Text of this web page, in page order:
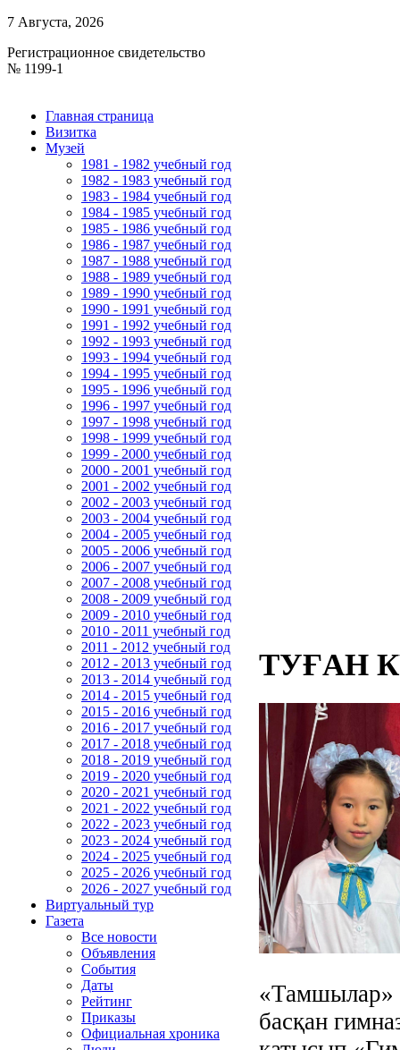
7 Августа, 2026
Регистрационное свидетельство
№ 1199-1
Главная страница
Визитка
Музей
1981 - 1982 учебный год
1982 - 1983 учебный год
1983 - 1984 учебный год
1984 - 1985 учебный год
1985 - 1986 учебный год
1986 - 1987 учебный год
1987 - 1988 учебный год
1988 - 1989 учебный год
1989 - 1990 учебный год
1990 - 1991 учебный год
1991 - 1992 учебный год
1992 - 1993 учебный год
1993 - 1994 учебный год
1994 - 1995 учебный год
1995 - 1996 учебный год
1996 - 1997 учебный год
1997 - 1998 учебный год
1998 - 1999 учебный год
1999 - 2000 учебный год
2000 - 2001 учебный год
2001 - 2002 учебный год
2002 - 2003 учебный год
2003 - 2004 учебный год
2004 - 2005 учебный год
2005 - 2006 учебный год
2006 - 2007 учебный год
2007 - 2008 учебный год
2008 - 2009 учебный год
2009 - 2010 учебный год
2010 - 2011 учебный год
2011 - 2012 учебный год
2012 - 2013 учебный год
2013 - 2014 учебный год
2014 - 2015 учебный год
2015 - 2016 учебный год
2016 - 2017 учебный год
2017 - 2018 учебный год
2018 - 2019 учебный год
2019 - 2020 учебный год
2020 - 2021 учебный год
2021 - 2022 учебный год
2022 - 2023 учебный год
2023 - 2024 учебный год
2024 - 2025 учебный год
2025 - 2026 учебный год
2026 - 2027 учебный год
Виртуальный тур
Газета
Все новости
Объявления
События
Даты
Рейтинг
Приказы
Официальная хроника
ТУҒАН
«Тамшылар»
басқан